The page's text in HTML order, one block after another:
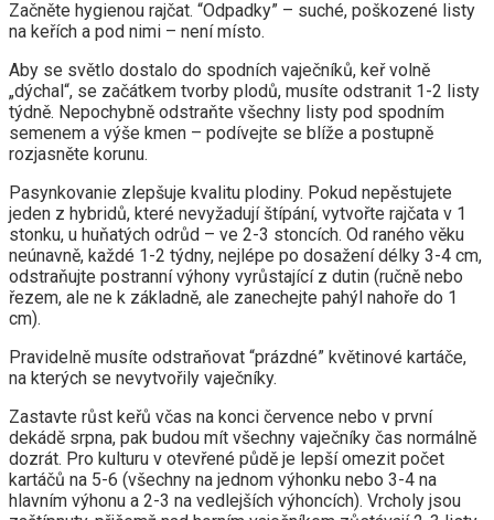
Začněte hygienou rajčat. “Odpadky” – suché, poškozené listy
na keřích a pod nimi – není místo.
Aby se světlo dostalo do spodních vaječníků, keř volně
„dýchal“, se začátkem tvorby plodů, musíte odstranit 1-2 listy
týdně. Nepochybně odstraňte všechny listy pod spodním
semenem a výše kmen – podívejte se blíže a postupně
rozjasněte korunu.
Pasynkovanie zlepšuje kvalitu plodiny. Pokud nepěstujete
jeden z hybridů, které nevyžadují štípání, vytvořte rajčata v 1
stonku, u huňatých odrůd – ve 2-3 stoncích. Od raného věku
neúnavně, každé 1-2 týdny, nejlépe po dosažení délky 3-4 cm,
odstraňujte postranní výhony vyrůstající z dutin (ručně nebo
řezem, ale ne k základně, ale zanechejte pahýl nahoře do 1
cm).
Pravidelně musíte odstraňovat “prázdné” květinové kartáče,
na kterých se nevytvořily vaječníky.
Zastavte růst keřů včas na konci července nebo v první
dekádě srpna, pak budou mít všechny vaječníky čas normálně
dozrát. Pro kulturu v otevřené půdě je lepší omezit počet
kartáčů na 5-6 (všechny na jednom výhonku nebo 3-4 na
hlavním výhonu a 2-3 na vedlejších výhoncích). Vrcholy jsou